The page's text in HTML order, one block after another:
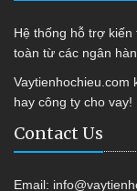
Hệ thống hỗ trợ
toàn từ các ngân
Vaytienhochieu.com
hay công ty cho vay!
Contact Us
Email: